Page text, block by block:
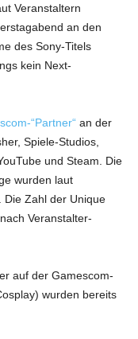
Veranstaltern
an den
des Sony-Titels
kein Next-
“Partner“ an der
Spiele-Studios,
und Steam. Die
wurden laut
Die Zahl der Unique
Veranstalter-
auf der Gamescom-
wurden bereits